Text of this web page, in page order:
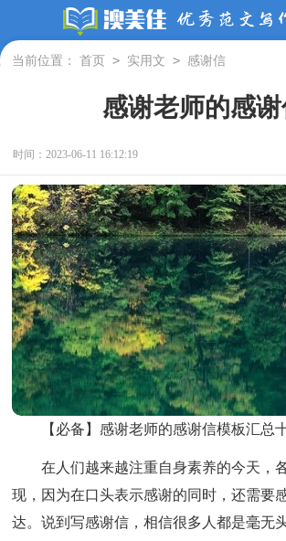
当前位置： 首页 > 实用文 > 感谢信
感谢老师的感
时间：2023-06-11 16:12:19
【必备】感谢老师的感谢信模板汇总
在人们越来越注重自身素养的今天，
现，因为在口头表示感谢的同时，还需要
达。说到写感谢信，相信很多人都是毫无